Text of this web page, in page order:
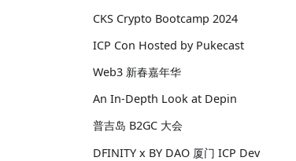
CKS Crypto Bootcamp 2024
ICP Con Hosted by Pukecast
Web3 新春嘉年华
An In-Depth Look at Depin
普吉岛 B2GC 大会
DFINITY x BY DAO 厦门 ICP Dev